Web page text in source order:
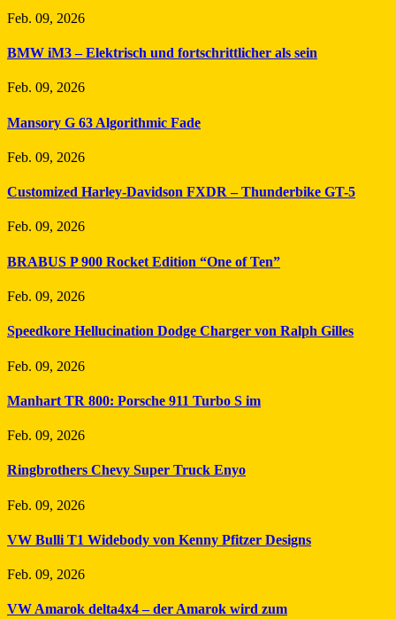
Feb. 09, 2026
BMW iM3 – Elektrisch und fortschrittlicher als sein
Feb. 09, 2026
Mansory G 63 Algorithmic Fade
Feb. 09, 2026
Customized Harley-Davidson FXDR – Thunderbike GT-5
Feb. 09, 2026
BRABUS P 900 Rocket Edition “One of Ten”
Feb. 09, 2026
Speedkore Hellucination Dodge Charger von Ralph Gilles
Feb. 09, 2026
Manhart TR 800: Porsche 911 Turbo S im
Feb. 09, 2026
Ringbrothers Chevy Super Truck Enyo
Feb. 09, 2026
VW Bulli T1 Widebody von Kenny Pfitzer Designs
Feb. 09, 2026
VW Amarok delta4x4 – der Amarok wird zum